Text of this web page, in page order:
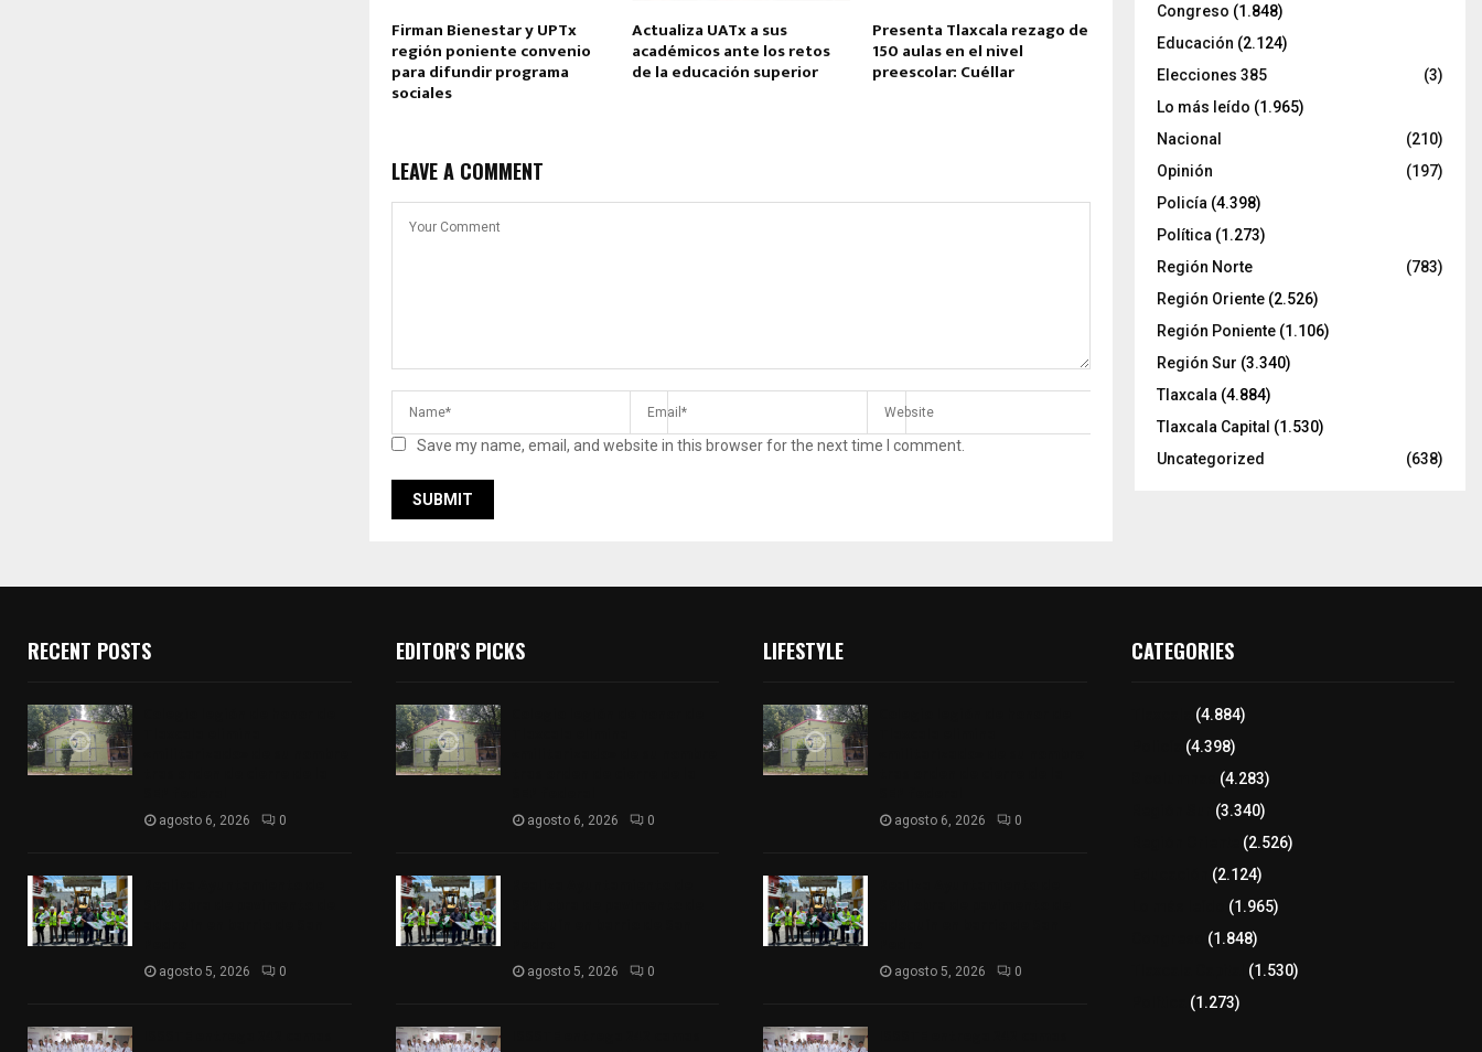
Firman Bienestar y UPTx
región poniente convenio
para difundir programa
sociales
Actualiza UATx a sus
académicos ante los retos
de la educación superior
Presenta Tlaxcala rezago de
150 aulas en el nivel
preescolar: Cuéllar
LEAVE A COMMENT
Save my name, email, and website in this browser for the next time I comment.
Congreso (1.848)
Educación (2.124)
Elecciones 385
(3)
Lo más leído (1.965)
Nacional
(210)
Opinión
(197)
Policía (4.398)
Política (1.273)
Región Norte
(783)
Región Oriente (2.526)
Región Poniente (1.106)
Región Sur (3.340)
Tlaxcala (4.884)
Tlaxcala Capital (1.530)
Uncategorized
(638)
RECENT POSTS
agosto 6, 2026 0
agosto 5, 2026 0
EDITOR'S PICKS
agosto 6, 2026 0
agosto 5, 2026 0
LIFESTYLE
agosto 6, 2026 0
agosto 5, 2026 0
CATEGORIES
(4.884)
(4.398)
(4.283)
(3.340)
(2.526)
(2.124)
(1.965)
(1.848)
(1.530)
(1.273)